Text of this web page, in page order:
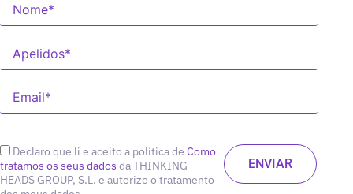
Declaro que li e aceito a política de Como
tratamos os seus dados da THINKING
HEADS GROUP, S.L. e autorizo o tratamento